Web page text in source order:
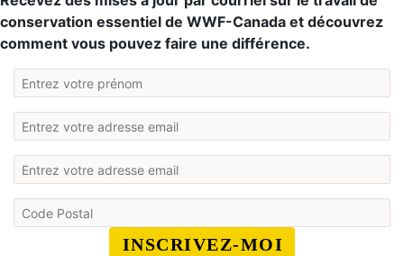
conservation essentiel de WWF-Canada et découvrez
comment vous pouvez faire une différence.
INSCRIVEZ-MOI